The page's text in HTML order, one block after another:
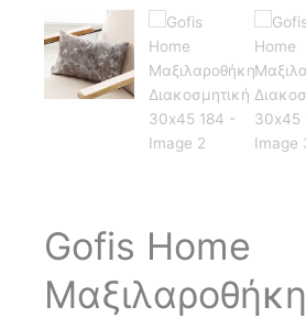
Gofis Home
Μαξιλαροθήκη